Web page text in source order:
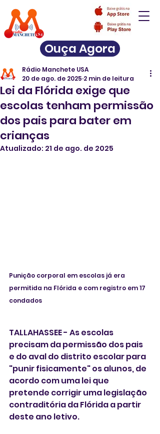
Ouça Agora
Lei da Flórida exige que
escolas tenham permissão
dos pais para bater em
crianças
Rádio Manchete USA
20 de ago. de 2025 2 min de leitura
Atualizado: 21 de ago. de 2025
Punição corporal em escolas já era
permitida na Flórida e com registro em 17
condados
TALLAHASSEE - As escolas
precisam da permissão dos pais
e do aval do distrito escolar para
"punir fisicamente" os alunos, de
acordo com uma lei que
pretende corrigir uma legislação
contraditória da Flórida a partir
deste ano letivo.